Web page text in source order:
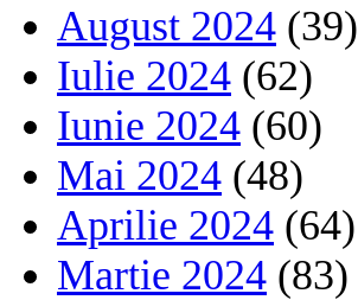
August 2024 (39)
Iulie 2024 (62)
Iunie 2024 (60)
Mai 2024 (48)
Aprilie 2024 (64)
Martie 2024 (83)